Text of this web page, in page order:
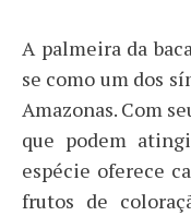
A palmeira da
se como um dos
Amazonas. Com
que podem
espécie oferece
frutos de